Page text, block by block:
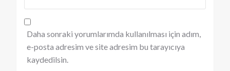
Daha sonraki yorumlarımda kullanılması için adım,
e-posta adresim ve site adresim bu tarayıcıya
kaydedilsin.